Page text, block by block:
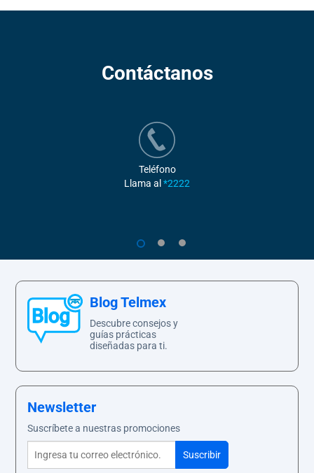
Contáctanos
Teléfono
Llama al *2222
1
Blog Telmex
Descubre consejos y
guías prácticas
diseñadas para ti.
Newsletter
Suscríbete a nuestras promociones